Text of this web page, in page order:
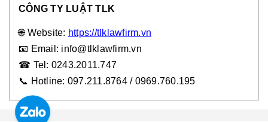
CÔNG TY LUẬT TLK
🌐 Website: https://tlklawfirm.vn
📧 Email: info@tlklawfirm.vn
☎ Tel: 0243.2011.747
📞 Hotline: 097.211.8764 / 0969.760.195